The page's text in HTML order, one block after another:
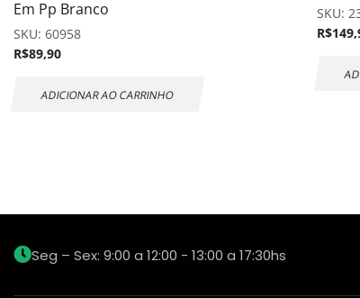
Em Pp Branco
SKU: 60958
R$89,90
ADICIONAR AO CARRINHO
SKU:
R$
Seg – Sex: 9:00 a 12:00 - 13:00 a 17:30hs